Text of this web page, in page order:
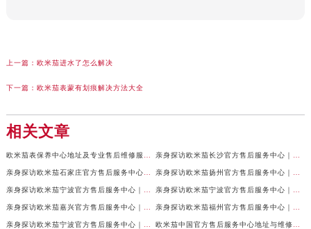
上一篇： 欧米茄进水了怎么解决
下一篇： 欧米茄表蒙有划痕解决方法大全
相关文章